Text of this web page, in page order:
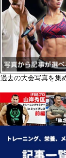
過去の大会写真を集